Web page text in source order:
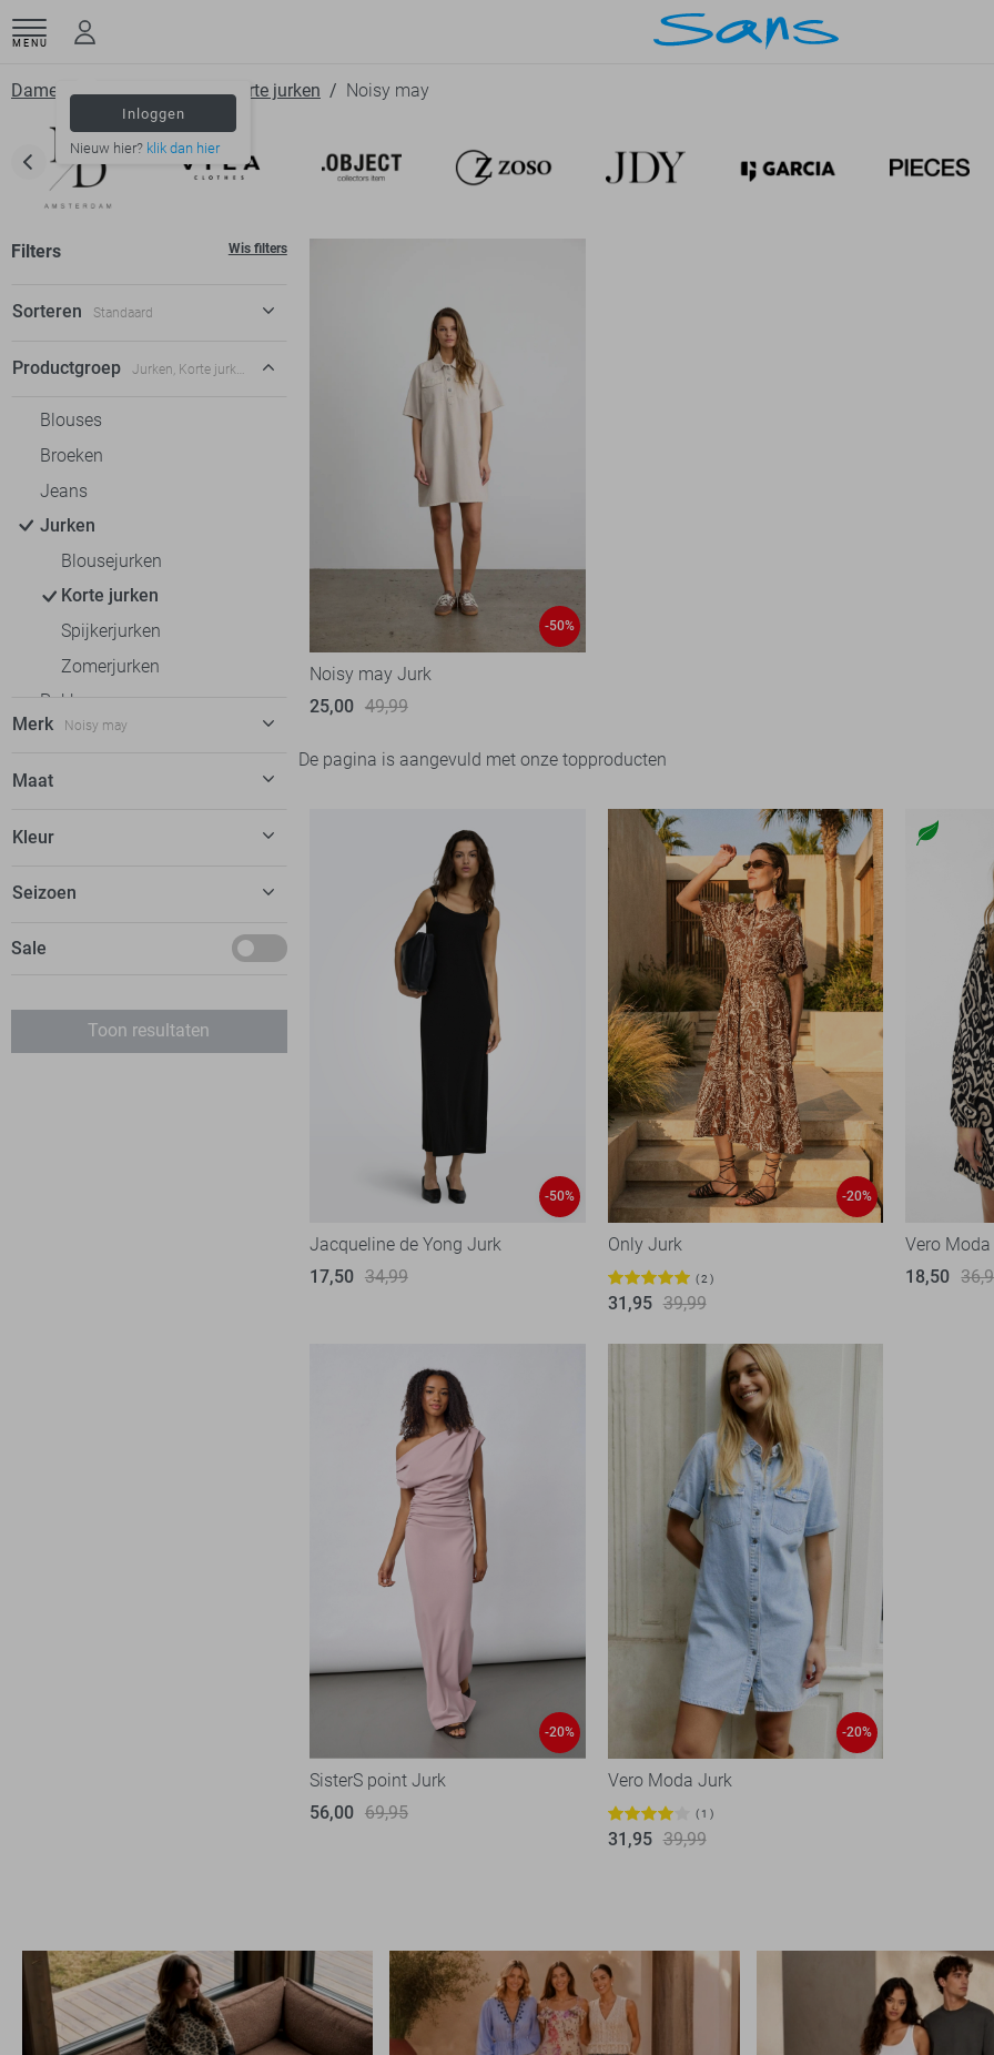
MENU
Inloggen
Nieuw hier? klik dan hier
Dameskleding Jurken Korte jurken Noisy may
Filters Wis filters
Sorteren Standaard
Standaard
Productgroep Jurken, Korte jurken
Blouses
Broeken
Jeans
Jurken
Blousejurken
Korte jurken
Spijkerjurken
Zomerjurken
Rokken
T-shirts
Tops
Vesten
Merk Noisy may
Calvin Klein 3
Fluresk
Garcia
Harper & Yve
Jacqueline de Yong 37
Maat
M
Kleur
Beige
Seizoen
April
Sale
Toon resultaten
-50%
Noisy may Jurk
25,00 49,99
De pagina is aangevuld met onze topproducten
-50%
Jacqueline de Yong Jurk
17,50 34,99
-20%
Only Jurk
2
31,95 39,99
Vero
18,50
-20%
SisterS point Jurk
56,00 69,95
-20%
Vero Moda Jurk
1
31,95 39,99